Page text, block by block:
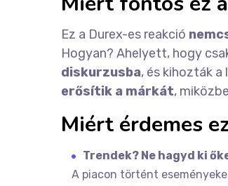
Ez a Durex-es reakció
Hogyan? Ahelyett, hogy
diskurzusba, és kihozták
erősítik a márkát,
Miért érdemes
Trendek? Ne hagyd ki
A piacon történt